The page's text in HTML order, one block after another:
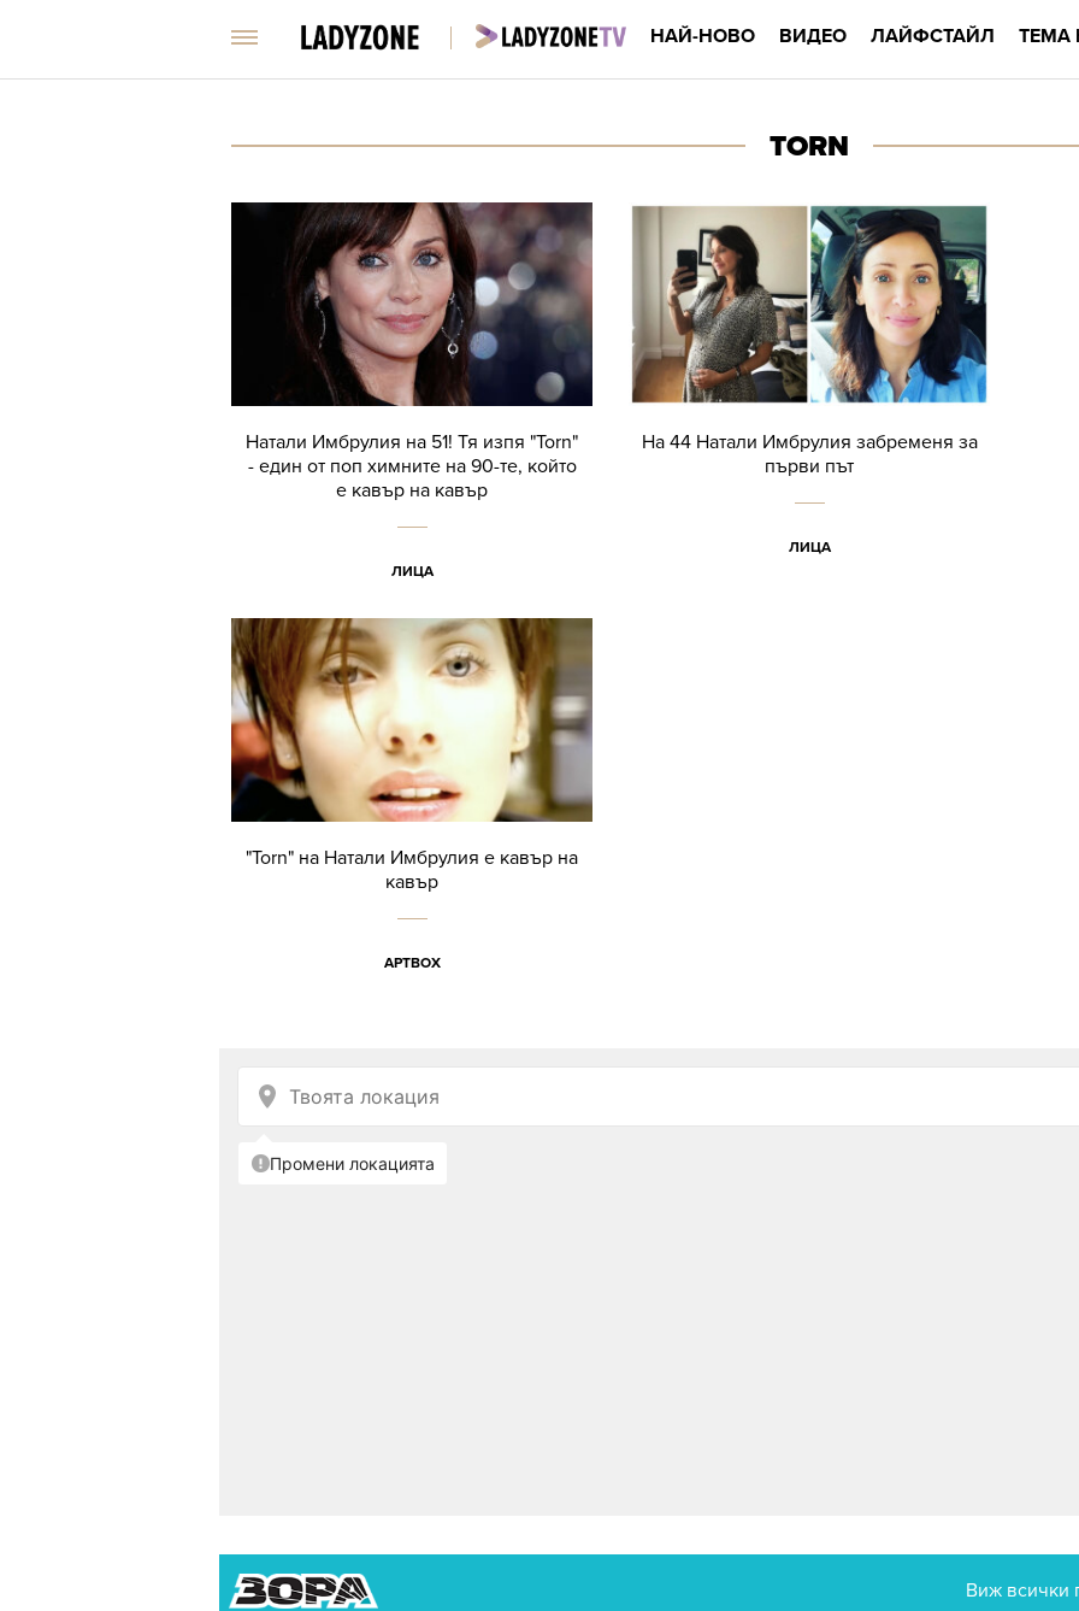
НАЙ-НОВО ВИДЕО ЛАЙФСТАЙЛ ТЕМА
TORN
Натали Имбрулия на 51! Тя изпя "Torn"
- един от поп химните на 90-те, който
е кавър на кавър
ЛИЦА
На 44 Натали Имбрулия забременя за
първи път
ЛИЦА
"Torn" на Натали Имбрулия е кавър на
кавър
АРТBOX
Виж всички